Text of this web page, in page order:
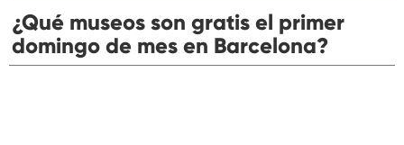
¿Qué museos son gratis el primer
domingo de mes en Barcelona?